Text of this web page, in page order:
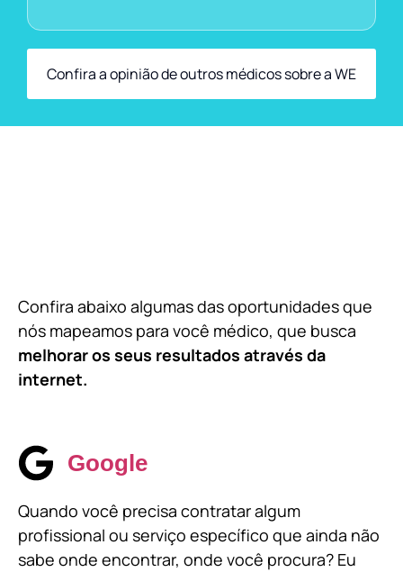
Confira a opinião de outros médicos sobre a WE
Confira abaixo algumas das oportunidades que
nós mapeamos para você médico, que busca
melhorar os seus resultados através da
internet.
Google
Quando você precisa contratar algum
profissional ou serviço específico que ainda não
sabe onde encontrar, onde você procura? Eu